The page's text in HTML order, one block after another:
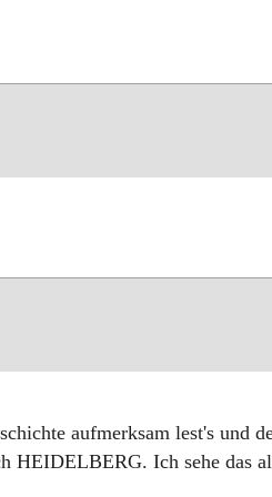
aufmerksam lest's und
HEIDELBERG. Ich sehe das